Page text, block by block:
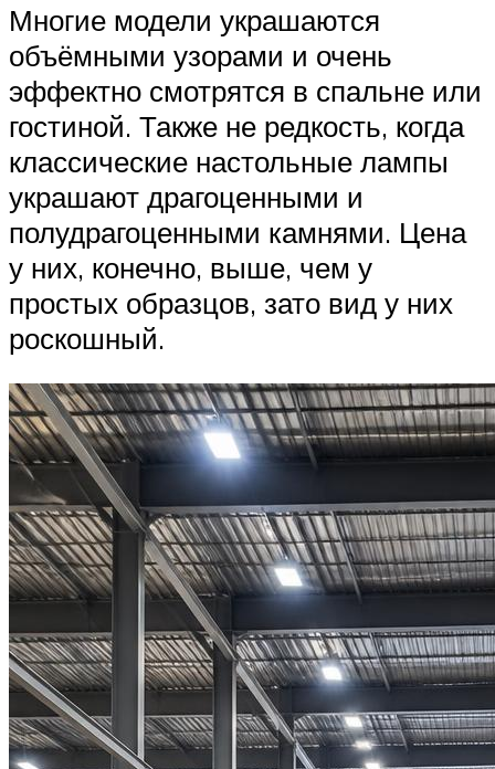
Многие модели украшаются
объёмными узорами и очень
эффектно смотрятся в спальне или
гостиной. Также не редкость, когда
классические настольные лампы
украшают драгоценными и
полудрагоценными камнями. Цена
у них, конечно, выше, чем у
простых образцов, зато вид у них
роскошный.